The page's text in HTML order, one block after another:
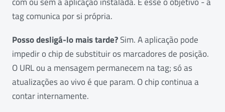
tag comunica por si própria.
Posso desligá-lo mais tarde?Sim. A aplicação pode
impedir o chip de substituir os marcadores de posição.
O URL ou a mensagem permanecem na tag; só as
atualizações ao vivo é que param. O chip continua a
contar internamente.